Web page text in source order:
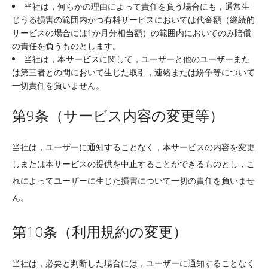
当社は，何らかの理由によって責任を負う場合にも，通常生
じうる損害の範囲内かつ有料サービスにおいては代金額（継続的
サービスの場合には1か月分相当額）の範囲内においてのみ賠償
の責任を負うものとします。
当社は，本サービスに関して，ユーザーと他のユーザーまた
は第三者との間において生じた取引，連絡または紛争等について
一切責任を負いません。
第9条（サービス内容の変更等）
当社は，ユーザーに通知することなく，本サービスの内容を変更
しまたは本サービスの提供を中止することができるものとし，こ
れによってユーザーに生じた損害について一切の責任を負いませ
ん。
第10条（利用規約の変更）
当社は，必要と判断した場合には，ユーザーに通知することなく